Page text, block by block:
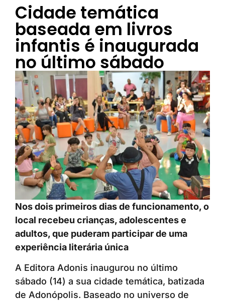
Cidade temática
baseada em livros
infantis é inaugurada
no último sábado
Nos dois primeiros dias de funcionamento, o
local recebeu crianças, adolescentes e
adultos, que puderam participar de uma
experiência literária única
A Editora Adonis inaugurou no último
sábado (14) a sua cidade temática, batizada
de Adonópolis. Baseado no universo de